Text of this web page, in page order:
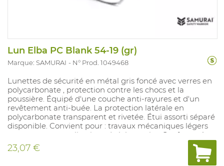
Lun Elba PC Blank 54-19 (gr)
Marque: SAMURAI N° Prod. 1049468
Lunettes de sécurité en métal gris foncé avec verres en
polycarbonate , protection contre les chocs et la
poussière. Équipé d'une couche anti-rayures et d'un
revêtement anti-buée. La protection latérale en
polycarbonate transparent et rivetée. Étui assorti séparé
disponible. Convient pour : travaux mécaniques légers
ou moyens et applications de laboratoire. Conforme à :
EN 166.
23,07 €